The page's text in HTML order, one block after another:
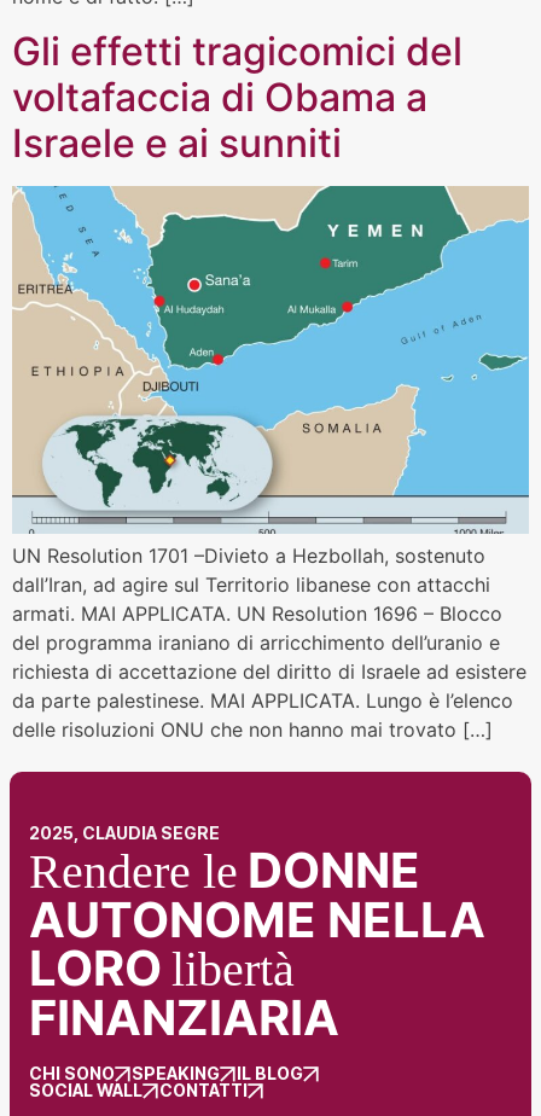
Gli effetti tragicomici del
voltafaccia di Obama a
Israele e ai sunniti
UN Resolution 1701 –Divieto a Hezbollah, sostenuto
dall’Iran, ad agire sul Territorio libanese con attacchi
armati. MAI APPLICATA. UN Resolution 1696 – Blocco
del programma iraniano di arricchimento dell’uranio e
richiesta di accettazione del diritto di Israele ad esistere
da parte palestinese. MAI APPLICATA. Lungo è l’elenco
delle risoluzioni ONU che non hanno mai trovato […]
2025, CLAUDIA SEGRE
Rendere le DONNE
AUTONOME NELLA
LORO libertà
FINANZIARIA
CHI SONO SPEAKING
IL BLOG
SOCIAL WALL
CONTATTI